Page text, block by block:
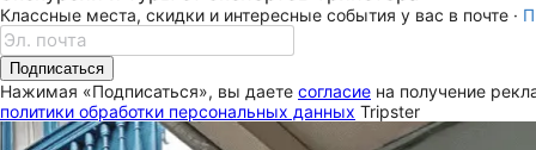
Классные места, скидки и интересные события у вас в почте ·
Подписаться
Нажимая «Подписаться», вы даете согласие на получение
политики обработки персональных данных Tripster